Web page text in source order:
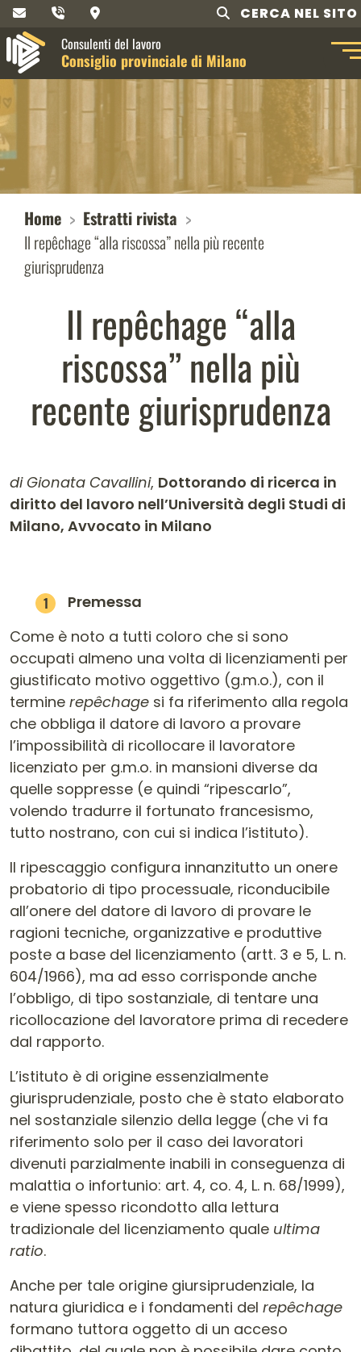
CERCA NEL SITO
Consulenti del lavoro
Consiglio provinciale di Milano
Home
Estratti rivista
Il repêchage “alla riscossa” nella più recente
giurisprudenza
Il repêchage “alla
riscossa” nella più
recente giurisprudenza
di Gionata Cavallini, Dottorando di ricerca in
diritto del lavoro nell’Università degli Studi di
Milano, Avvocato in Milano
Premessa
Come è noto a tutti coloro che si sono
occupati almeno una volta di licenziamenti per
giustificato motivo oggettivo (g.m.o.), con il
termine repêchage si fa riferimento alla regola
che obbliga il datore di lavoro a provare
l’impossibilità di ricollocare il lavoratore
licenziato per g.m.o. in mansioni diverse da
quelle soppresse (e quindi “ripescarlo”,
volendo tradurre il fortunato francesismo,
tutto nostrano, con cui si indica l’istituto).
Il ripescaggio configura innanzitutto un onere
probatorio di tipo processuale, riconducibile
all’onere del datore di lavoro di provare le
ragioni tecniche, organizzative e produttive
poste a base del licenziamento (artt. 3 e 5, L. n.
604/1966), ma ad esso corrisponde anche
l’obbligo, di tipo sostanziale, di tentare una
ricollocazione del lavoratore prima di recedere
dal rapporto.
L’istituto è di origine essenzialmente
giurisprudenziale, posto che è stato elaborato
nel sostanziale silenzio della legge (che vi fa
riferimento solo per il caso dei lavoratori
divenuti parzialmente inabili in conseguenza di
malattia o infortunio: art. 4, co. 4, L. n. 68/1999),
e viene spesso ricondotto alla lettura
tradizionale del licenziamento quale ultima
ratio.
Anche per tale origine giursiprudenziale, la
natura giuridica e i fondamenti del repêchage
formano tuttora oggetto di un acceso